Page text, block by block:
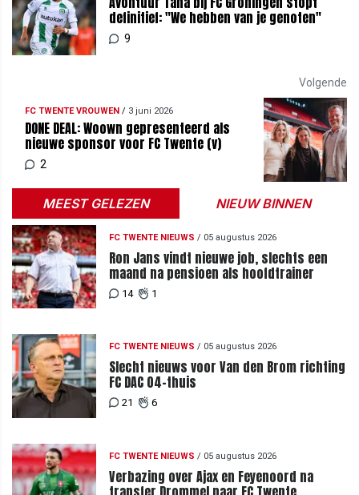
definitief: "We hebben van je genoten"
9
Volgende
FC TWENTE VROUWEN / 3 juni 2026
DONE DEAL: Woown gepresenteerd als
nieuwe sponsor voor FC Twente (v)
2
MEEST GELEZEN NIEUW BINNEN
FC TWENTE NIEUWS / 05 augustus 2026
Ron Jans vindt nieuwe job, slechts een
maand na pensioen als hoofdtrainer
14 1
FC TWENTE NIEUWS / 05 augustus 2026
Slecht nieuws voor Van den Brom richting
FC DAC 04-thuis
21 6
FC TWENTE NIEUWS / 05 augustus 2026
Verbazing over Ajax en Feyenoord na